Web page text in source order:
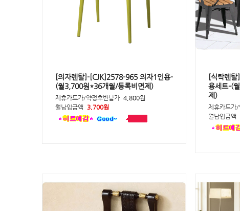
[의자렌탈]-[CJK]2578-965 의자1인용-
(월3,700원*36개월/등록비면제)
제휴카드가/약정후반납가 4,800원
월납입금액
3,700원
[식탁렌
용세트-(
제)
제휴카드가
월납입금액